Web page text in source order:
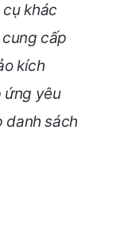
khác
cấp
kích
ứng yêu
danh sách